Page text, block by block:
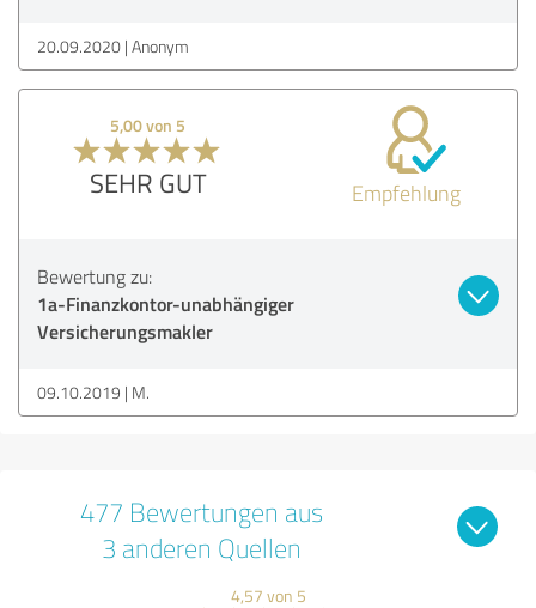
20.09.2020 Anonym
5,00 von 5
SEHR GUT Empfehlung
Bewertung zu:
1a-Finanzkontor-unabhängiger
Versicherungsmakler
09.10.2019 M.
477 Bewertungen aus
3 anderen Quellen
4,57 von 5